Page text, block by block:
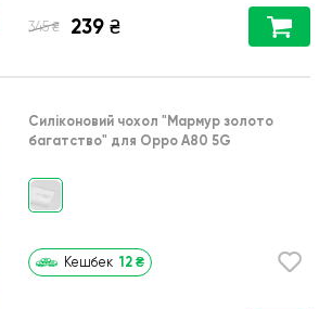
345 ₴ 239 ₴
Силіконовий чохол "Мармур золото
багатство" для Oppo A80 5G
Кешбек 12 ₴